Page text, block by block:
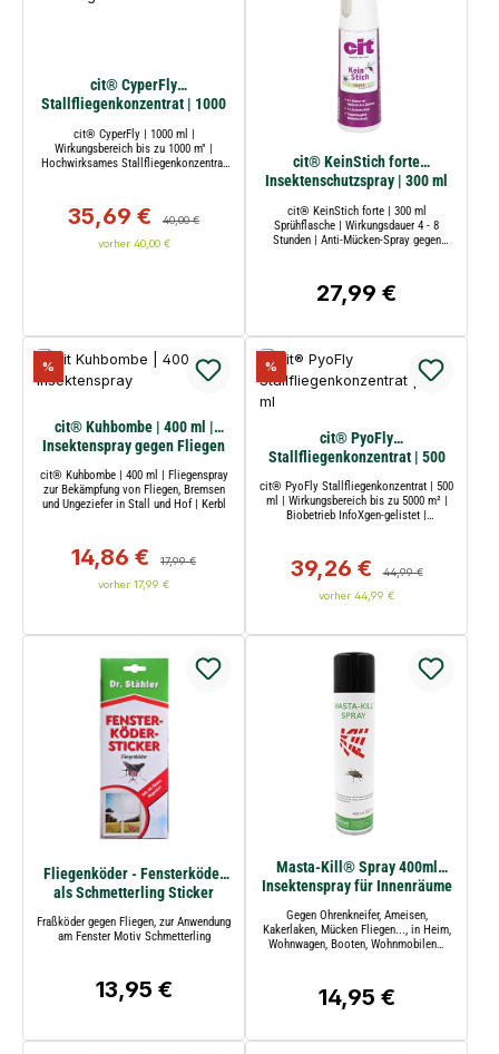
cit® CyperFly
Stallfliegenkonzentrat | 1000
Insekten
cit® CyperFly | 1000 ml |
Wirkungsbereich bis zu 1000 m" |
Hochwirksames Stallfliegenkonzentrat
Verkaufspreis:
35,69 €
40,00 €
vorher 40,00 €
cit® KeinStich forte
Insektenschutzspray | 300 ml
cit® KeinStich forte | 300 ml
Sprühflasche | Wirkungsdauer 4 - 8
Stunden | Anti-Mücken-Spray gegen
Regulärer Preis:
27,99 €
% Rabatt
cit® Kuhbombe | 400 ml |
Insektenspray gegen Fliegen
cit® Kuhbombe | 400 ml | Fliegenspray
zur Bekämpfung von Fliegen, Bremsen
und Ungeziefer in Stall und Hof | Kerbl
Verkaufspreis:
14,86 € Regulärer Preis:
17,99 €
vorher 17,99 €
% Rabatt
cit® PyoFly
Stallfliegenkonzentrat | 500
Konzentrat gegen Insekten
cit® PyoFly Stallfliegenkonzentrat | 500
ml | Wirkungsbereich bis zu 5000 m² |
Biobetrieb InfoXgen-gelistet |
blitzartige Sofortwirkung | Kerbl
Verkaufspreis:
39,26 €
44,99 €
vorher 44,99 €
Fliegenköder - Fensterköder
als Schmetterling Sticker
Fraßköder gegen Fliegen, zur Anwendung
am Fenster Motiv Schmetterling
Regulärer Preis:
13,95 €
Masta-Kill® Spray 400ml
Insektenspray für Innenräume
Gegen Ohrenkneifer, Ameisen,
Kakerlaken, Mücken Fliegen..., in Heim,
Wohnwagen, Booten, Wohnmobilen…
Regulärer Preis:
14,95 €